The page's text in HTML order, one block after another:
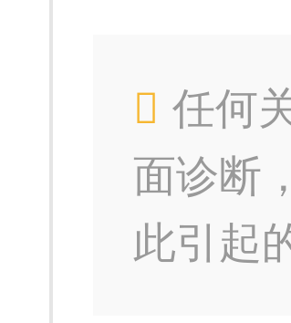
任何
面诊断
此引起